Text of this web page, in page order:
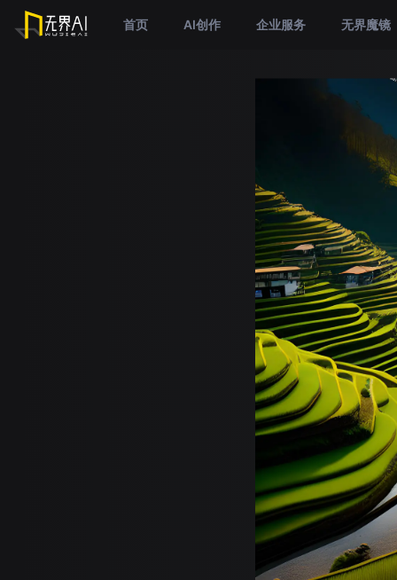
首页 AI创作 企业服务 无界魔镜